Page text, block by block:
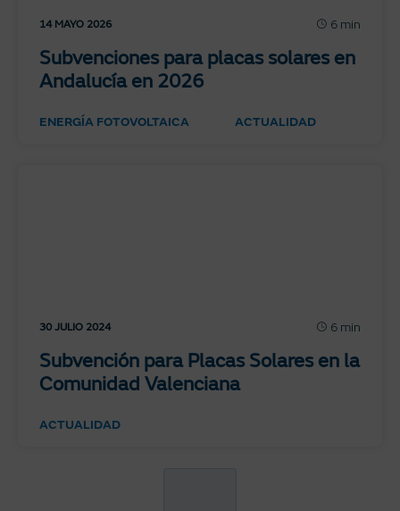
14 MAYO 2026 6 min
Subvenciones para placas solares en
Andalucía en 2026
ENERGÍA FOTOVOLTAICA ACTUALIDAD
30 JULIO 2024 6 min
Subvención para Placas Solares en la
Comunidad Valenciana
ACTUALIDAD